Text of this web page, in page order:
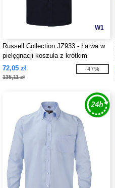
W1
Russell Collection JZ933 - Łatwa w
pielęgnacji koszula z krótkim
rękawem
72,05 zł
135,11 zł
-47%